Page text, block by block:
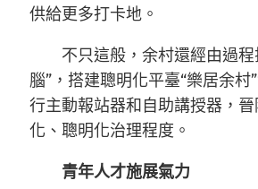
供給更多打卡地。
不只這般，余村還經由過
腦”，搭建聰明化平臺“樂居余村
行主動報站器和自助講授器，
化、聰明化治理程度。
青年人才施展氣力